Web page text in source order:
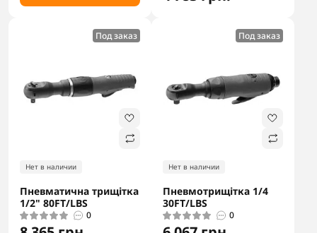
Под заказ
Нет в наличии
Пневматична трищітка
1/2" 80FT/LBS
0
Под заказ
Нет в наличии
Пневмотрищітка 1/4
30FT/LBS
0